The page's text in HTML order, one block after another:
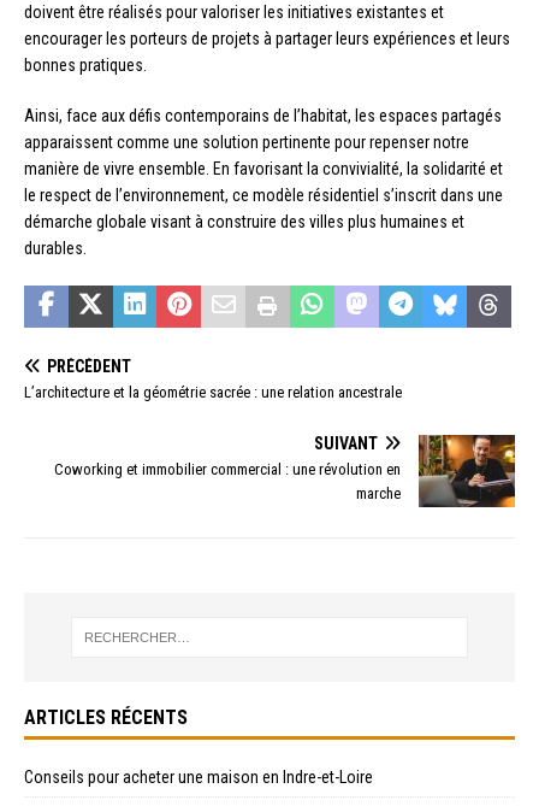
doivent être réalisés pour valoriser les initiatives existantes et
encourager les porteurs de projets à partager leurs expériences et leurs
bonnes pratiques.
Ainsi, face aux défis contemporains de l’habitat, les espaces partagés
apparaissent comme une solution pertinente pour repenser notre
manière de vivre ensemble. En favorisant la convivialité, la solidarité et
le respect de l’environnement, ce modèle résidentiel s’inscrit dans une
démarche globale visant à construire des villes plus humaines et
durables.
PRÉCÉDENT
L’architecture et la géométrie sacrée : une relation ancestrale
SUIVANT
Coworking et immobilier commercial : une révolution en
marche
ARTICLES RÉCENTS
Conseils pour acheter une maison en Indre-et-Loire